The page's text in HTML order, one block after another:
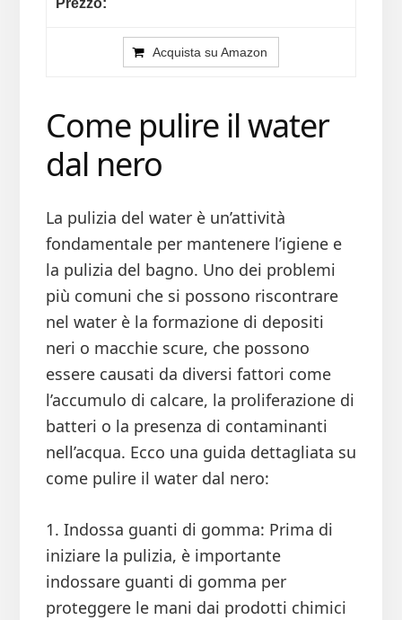
Acquista su Amazon
Come pulire il water
dal nero
La pulizia del water è un’attività
fondamentale per mantenere l’igiene e
la pulizia del bagno. Uno dei problemi
più comuni che si possono riscontrare
nel water è la formazione di depositi
neri o macchie scure, che possono
essere causati da diversi fattori come
l’accumulo di calcare, la proliferazione di
batteri o la presenza di contaminanti
nell’acqua. Ecco una guida dettagliata su
come pulire il water dal nero:
1. Indossa guanti di gomma: Prima di
iniziare la pulizia, è importante
indossare guanti di gomma per
proteggere le mani dai prodotti chimici